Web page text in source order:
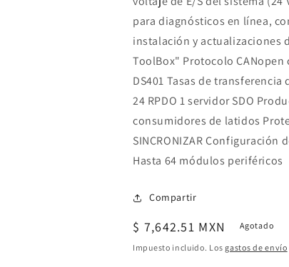
para diagnósticos en línea,
instalación y actualizaciones
ToolBox" Protocolo CANopen
DS401 Tasas de transferencia
24 RPDO 1 servidor SDO
consumidores de latidos
SINCRONIZAR Configuración
Hasta 64 módulos periféricos
Compartir
Precio
habitual
$ 7,642.51 MXN Agotado
Impuesto incluido. Los gastos de envío